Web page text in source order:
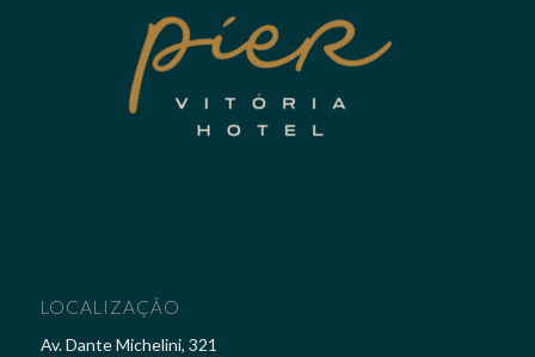
LOCALIZAÇÃO
Av. Dante Michelini, 321